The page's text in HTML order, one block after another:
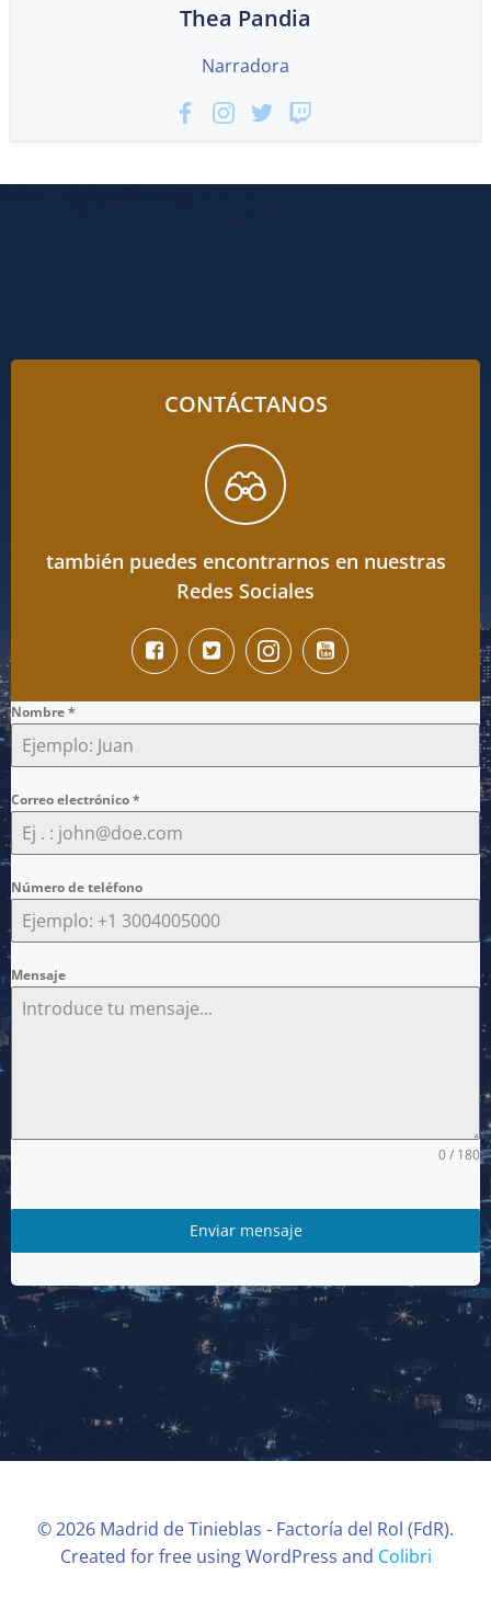
Thea Pandia
Narradora
CONTÁCTANOS
también puedes encontrarnos en nuestras
Redes Sociales
Nombre*
Correo electrónico*
Número de teléfono
Mensaje
0 / 180
Enviar mensaje
© 2026 Madrid de Tinieblas - Factoría del Rol (FdR).
Created for free using WordPress and Colibri